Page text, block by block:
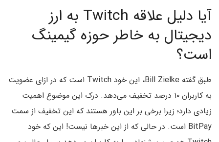
آیا دلیل علاقه Twitch به ارز
دیجیتال به خاطر حوزه گیمینگ
است؟
طبق گفته Bill Zielke، این خود Twitch است که در ازای عضویت
به کاربران ۱۰ درصد تخفیف می‌دهد. درک این موضوع اهمیت
زیادی دارد؛ زیرا برخی بر این باور هستند که این تخفیف از سمت
BitPay است. در حالی که از این خبرها نیست! این که خود